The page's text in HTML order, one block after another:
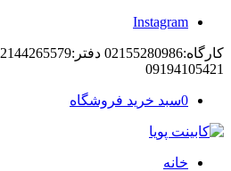
Instagram
09194105421
0سبد خرید فروشگاه
خانه